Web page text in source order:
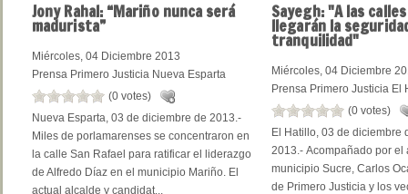
JonyRahal: “Mariño nunca será
madurista”
Miércoles, 04 Diciembre 2013
Prensa Primero Justicia Nueva Esparta
(0 votes)
Nueva Esparta, 03 de diciembre de 2013.-
Miles de porlamarenses se concentraron en
la calle San Rafael para ratificar el liderazgo
de Alfredo Díaz en el municipio Mariño. El
actual alcalde y candidat...
Sayegh:"A las
llegarán la
tranquilidad"
Miércoles, 04 Diciembre
Prensa Primero Justicia El
(0 votes)
El Hatillo, 03 de diciembre
2013.- Acompañado por el
municipio Sucre, Carlos
de Primero Justicia y los